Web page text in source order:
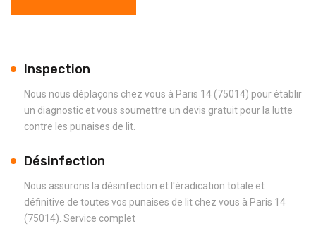
Inspection
Nous nous déplaçons chez vous à Paris 14 (75014) pour établir
un diagnostic et vous soumettre un devis gratuit pour la lutte
contre les punaises de lit.
Désinfection
Nous assurons la désinfection et l'éradication totale et
définitive de toutes vos punaises de lit chez vous à Paris 14
(75014). Service complet